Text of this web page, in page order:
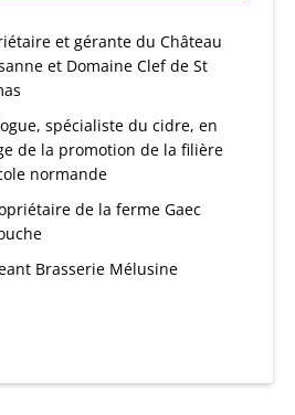
et gérante du Château
et Domaine Clef de St
spécialiste du cidre, en
de la promotion de la filière
normande
de la ferme Gaec
Brasserie Mélusine